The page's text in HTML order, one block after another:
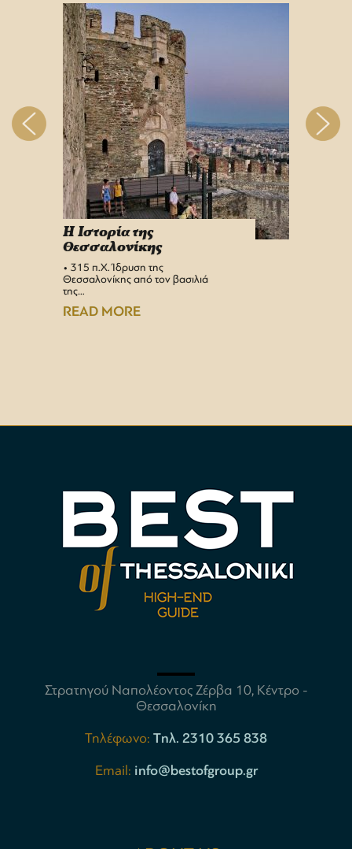
H Iστορία της
Θεσσαλονίκης
• 315 π.Χ. Ίδρυση της
Θεσσαλονίκης από τον βασιλιά
της…
READ MORE
Στρατηγού Ναπολέοντος Ζέρβα 10, Κέντρο -
Θεσσαλονίκη
Τηλέφωνο: Tηλ. 2310 365 838
Email: info@bestofgroup.gr